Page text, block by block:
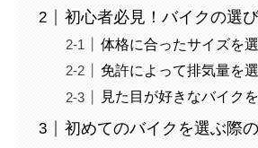
初心者必見！バイクの選
体格に合ったサイズを
免許によって排気量を
見た目が好きなバイク
初めてのバイクを選ぶ際